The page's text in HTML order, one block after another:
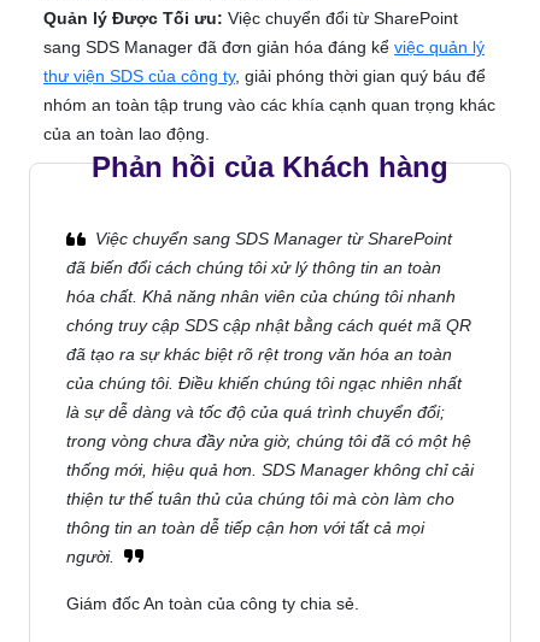
Quản lý Được Tối ưu: Việc chuyển đổi từ SharePoint
sang SDS Manager đã đơn giản hóa đáng kể việc quản lý
thư viện SDS của công ty, giải phóng thời gian quý báu để
nhóm an toàn tập trung vào các khía cạnh quan trọng khác
của an toàn lao động.
Phản hồi của Khách hàng
Việc chuyển sang SDS Manager từ SharePoint
đã biến đổi cách chúng tôi xử lý thông tin an toàn
hóa chất. Khả năng nhân viên của chúng tôi nhanh
chóng truy cập SDS cập nhật bằng cách quét mã QR
đã tạo ra sự khác biệt rõ rệt trong văn hóa an toàn
của chúng tôi. Điều khiến chúng tôi ngạc nhiên nhất
là sự dễ dàng và tốc độ của quá trình chuyển đổi;
trong vòng chưa đầy nửa giờ, chúng tôi đã có một hệ
thống mới, hiệu quả hơn. SDS Manager không chỉ cải
thiện tư thế tuân thủ của chúng tôi mà còn làm cho
thông tin an toàn dễ tiếp cận hơn với tất cả mọi
người.
Giám đốc An toàn của công ty chia sẻ.